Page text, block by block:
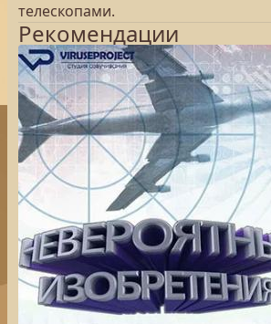
телескопами.
Рекомендации